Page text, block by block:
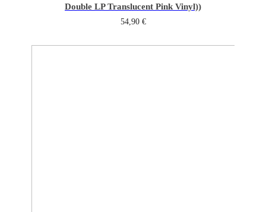
Double LP Translucent Pink Vinyl))
54,90 €